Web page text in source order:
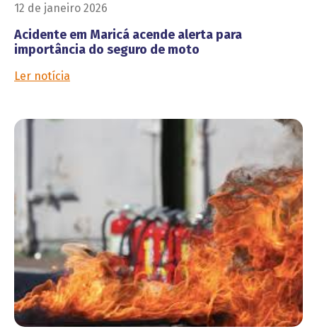
12 de janeiro 2026
Acidente em Maricá acende alerta para
importância do seguro de moto
Ler notícia